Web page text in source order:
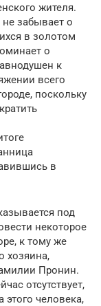
жителя.
забывает о
в золотом
о
к
всего
поскольку
в
под
некоторое
к тому же
хозяина,
Пронин.
отсутствует,
этого человека,